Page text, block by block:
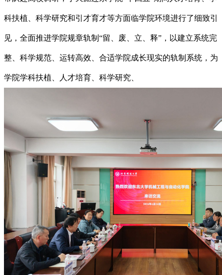
科扶植、科学研究和引才育才等方面临学院环境进行了细致引
见，全面推进学院规章轨制“留、废、立、释”，以建立系统完
整、科学规范、运转高效、合适学院成长现实的轨制系统，为
学院学科扶植、人才培育、科学研究、